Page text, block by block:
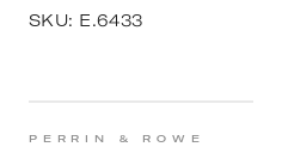
SKU: E.6433
PERRIN & ROWE